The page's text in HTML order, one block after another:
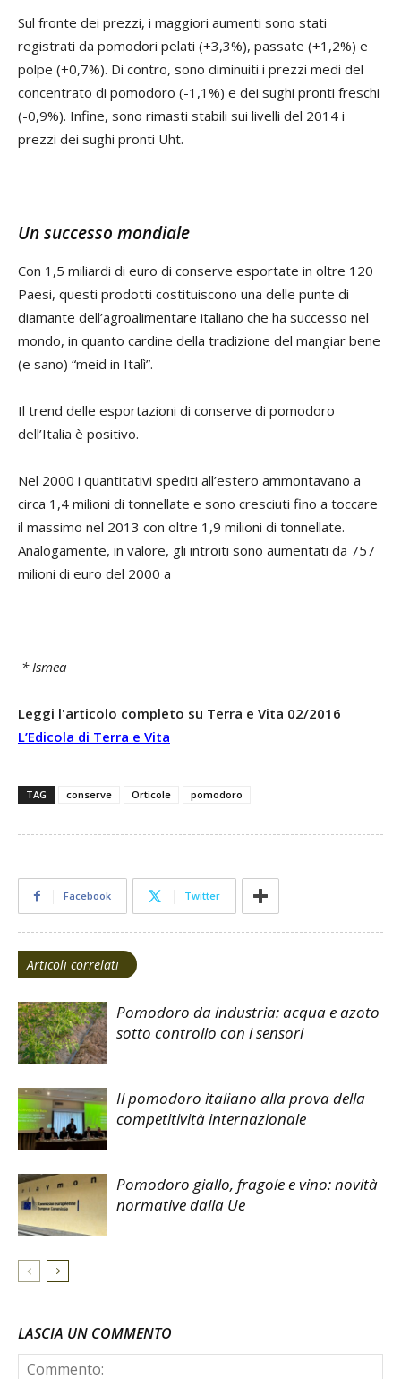
Sul fronte dei prezzi, i maggiori aumenti sono stati
registrati da pomodori pelati (+3,3%), passate (+1,2%) e
polpe (+0,7%). Di contro, sono diminuiti i prezzi medi del
concentrato di pomodoro (-1,1%) e dei sughi pronti freschi
(-0,9%). Infine, sono rimasti stabili sui livelli del 2014 i
prezzi dei sughi pronti Uht.
Un successo mondiale
Con 1,5 miliardi di euro di conserve esportate in oltre 120
Paesi, questi prodotti costituiscono una delle punte di
diamante dell’agroalimentare italiano che ha successo nel
mondo, in quanto cardine della tradizione del mangiar bene
(e sano) “meid in Italì”.
Il trend delle esportazioni di conserve di pomodoro
dell’Italia è positivo.
Nel 2000 i quantitativi spediti all’estero ammontavano a
circa 1,4 milioni di tonnellate e sono cresciuti fino a toccare
il massimo nel 2013 con oltre 1,9 milioni di tonnellate.
Analogamente, in valore, gli introiti sono aumentati da 757
milioni di euro del 2000 a
* Ismea
Leggi l'articolo completo su Terra e Vita 02/2016
L’Edicola di Terra e Vita
TAG conserve Orticole pomodoro
Facebook Twitter
Articoli correlati
Pomodoro da industria: acqua e azoto
sotto controllo con i sensori
Il pomodoro italiano alla prova della
competitività internazionale
Pomodoro giallo, fragole e vino: novità
normative dalla Ue
LASCIA UN COMMENTO